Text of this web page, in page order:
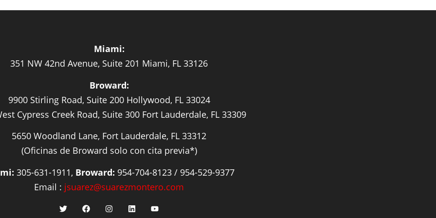
Miami:
351 NW 42nd Avenue, Suite 201 Miami, FL 33126
Broward:
9900 Stirling Road, Suite 200 Hollywood, FL 33024
Cypress Creek Road, Suite 300 Fort Lauderdale, FL 33309
5650 Woodland Lane, Fort Lauderdale, FL 33312
(Oficinas de Broward solo con cita previa*)
305-631-1911, Broward: 954-704-8123 / 954-529-9377
Email : jsuarez@suarezmontero.com